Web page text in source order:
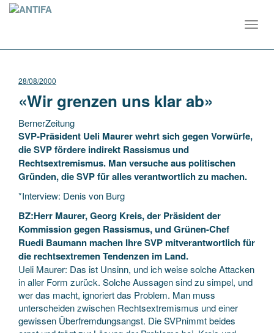
28/08/2000
«Wir grenzen uns klar ab»
BernerZeitung
SVP-Präsident Ueli Maurer wehrt sich gegen Vorwürfe,
die SVP fördere indirekt Rassismus und
Rechtsextremismus. Man versuche aus politischen
Gründen, die SVP für alles verantwortlich zu machen.
*Interview: Denis von Burg
BZ:Herr Maurer, Georg Kreis, der Präsident der
Kommission gegen Rassismus, und Grünen-Chef
Ruedi Baumann machen Ihre SVP mitverantwortlich für
die rechtsextremen Tendenzen im Land.
Ueli Maurer: Das ist Unsinn, und ich weise solche Attacken
in aller Form zurück. Solche Aussagen sind zu simpel, und
wer das macht, ignoriert das Problem. Man muss
unterscheiden zwischen Rechtsextremismus und einer
gewissen Überfremdungsangst. Die SVPnimmt beides